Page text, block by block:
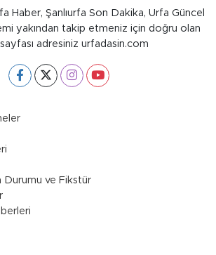
Haber, Şanlıurfa Son Dakika, Urfa Güncel
yakından takip etmeniz için doğru olan
adresiniz urfadasin.com
Durumu ve Fikstür